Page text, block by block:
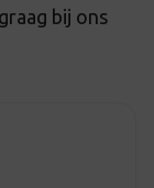
bij ons